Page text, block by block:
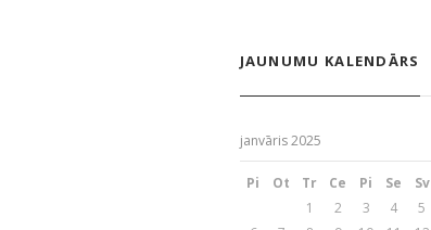
JAUNUMU KALENDĀRS
janvāris 2025
Pi Ot Tr Ce Pi Se
Sv
1
2 3 4
5